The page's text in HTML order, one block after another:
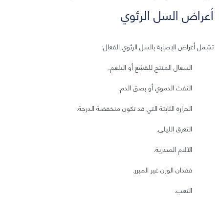
أعراض السل الرئوي
تشمل أعراض الإصابة بالسل الرئوي الفعال:
السعال المنتج للقشع أو البلغم.
النفث الدموي أو بصق الدم.
الحرارة الثابتة التي قد تكون منخفضة الدرجة.
التعرق الليلي.
الآلام الصدرية.
فقدان الوزن غير المبرر.
التعب.